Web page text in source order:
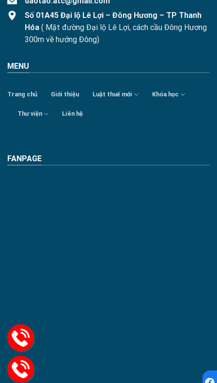
Số 01A45 Đại lộ Lê Lợi – Đông Hương – TP Thanh
Hóa ( Mặt đường Đại lộ Lê Lợi, cách cầu Đông Hương
300m về hướng Đông)
MENU
Trang chủ Giới thiệu Luật thuế mới Khóa học
Thư viện Liên hệ
FANPAGE